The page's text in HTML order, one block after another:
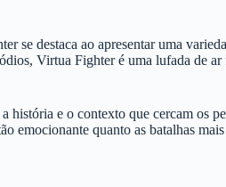
se destaca ao apresentar uma
Virtua Fighter é uma lufada de ar
e o contexto que cercam os
emocionante quanto as batalhas mais